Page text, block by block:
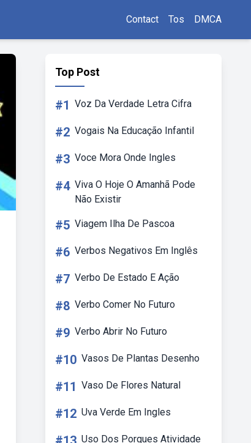
Contact Tos DMCA
Top Post
#1 Voz Da Verdade Letra Cifra
#2 Vogais Na Educação Infantil
#3 Voce Mora Onde Ingles
#4 Viva O Hoje O Amanhã Pode
Não Existir
#5 Viagem Ilha De Pascoa
#6 Verbos Negativos Em Inglês
#7 Verbo De Estado E Ação
#8 Verbo Comer No Futuro
#9 Verbo Abrir No Futuro
#10 Vasos De Plantas Desenho
#11 Vaso De Flores Natural
#12 Uva Verde Em Ingles
Uso Dos Porques Atividade